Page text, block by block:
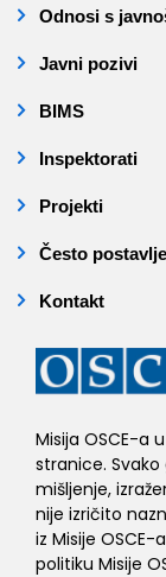
Odnosi s
Javni pozivi
BIMS
Inspektorati
Projekti
Često
Kontakt
Misija OSCE-a
stranice. Svako
mišljenje,
nije izričito
iz Misije
politiku Misije